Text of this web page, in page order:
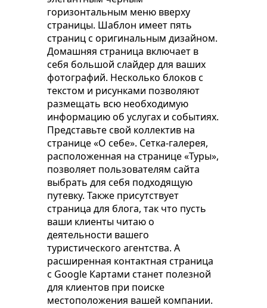
горизонтальным меню вверху
страницы. Шаблон имеет пять
страниц с оригинальным дизайном.
Домашняя страница включает в
себя большой слайдер для ваших
фотографий. Несколько блоков с
текстом и рисунками позволяют
размещать всю необходимую
информацию об услугах и событиях.
Представьте свой коллектив на
странице «О себе». Сетка-галерея,
расположенная на странице «Туры»,
позволяет пользователям сайта
выбрать для себя подходящую
путевку. Также присутствует
страница для блога, так что пусть
ваши клиенты читаю о
деятельности вашего
туристического агентства. А
расширенная контактная страница
с Google Картами станет полезной
для клиентов при поиске
местоположения вашей компании.